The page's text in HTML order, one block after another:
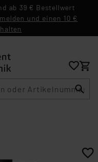
ab 39 € Bestellwert
und einen 10 €